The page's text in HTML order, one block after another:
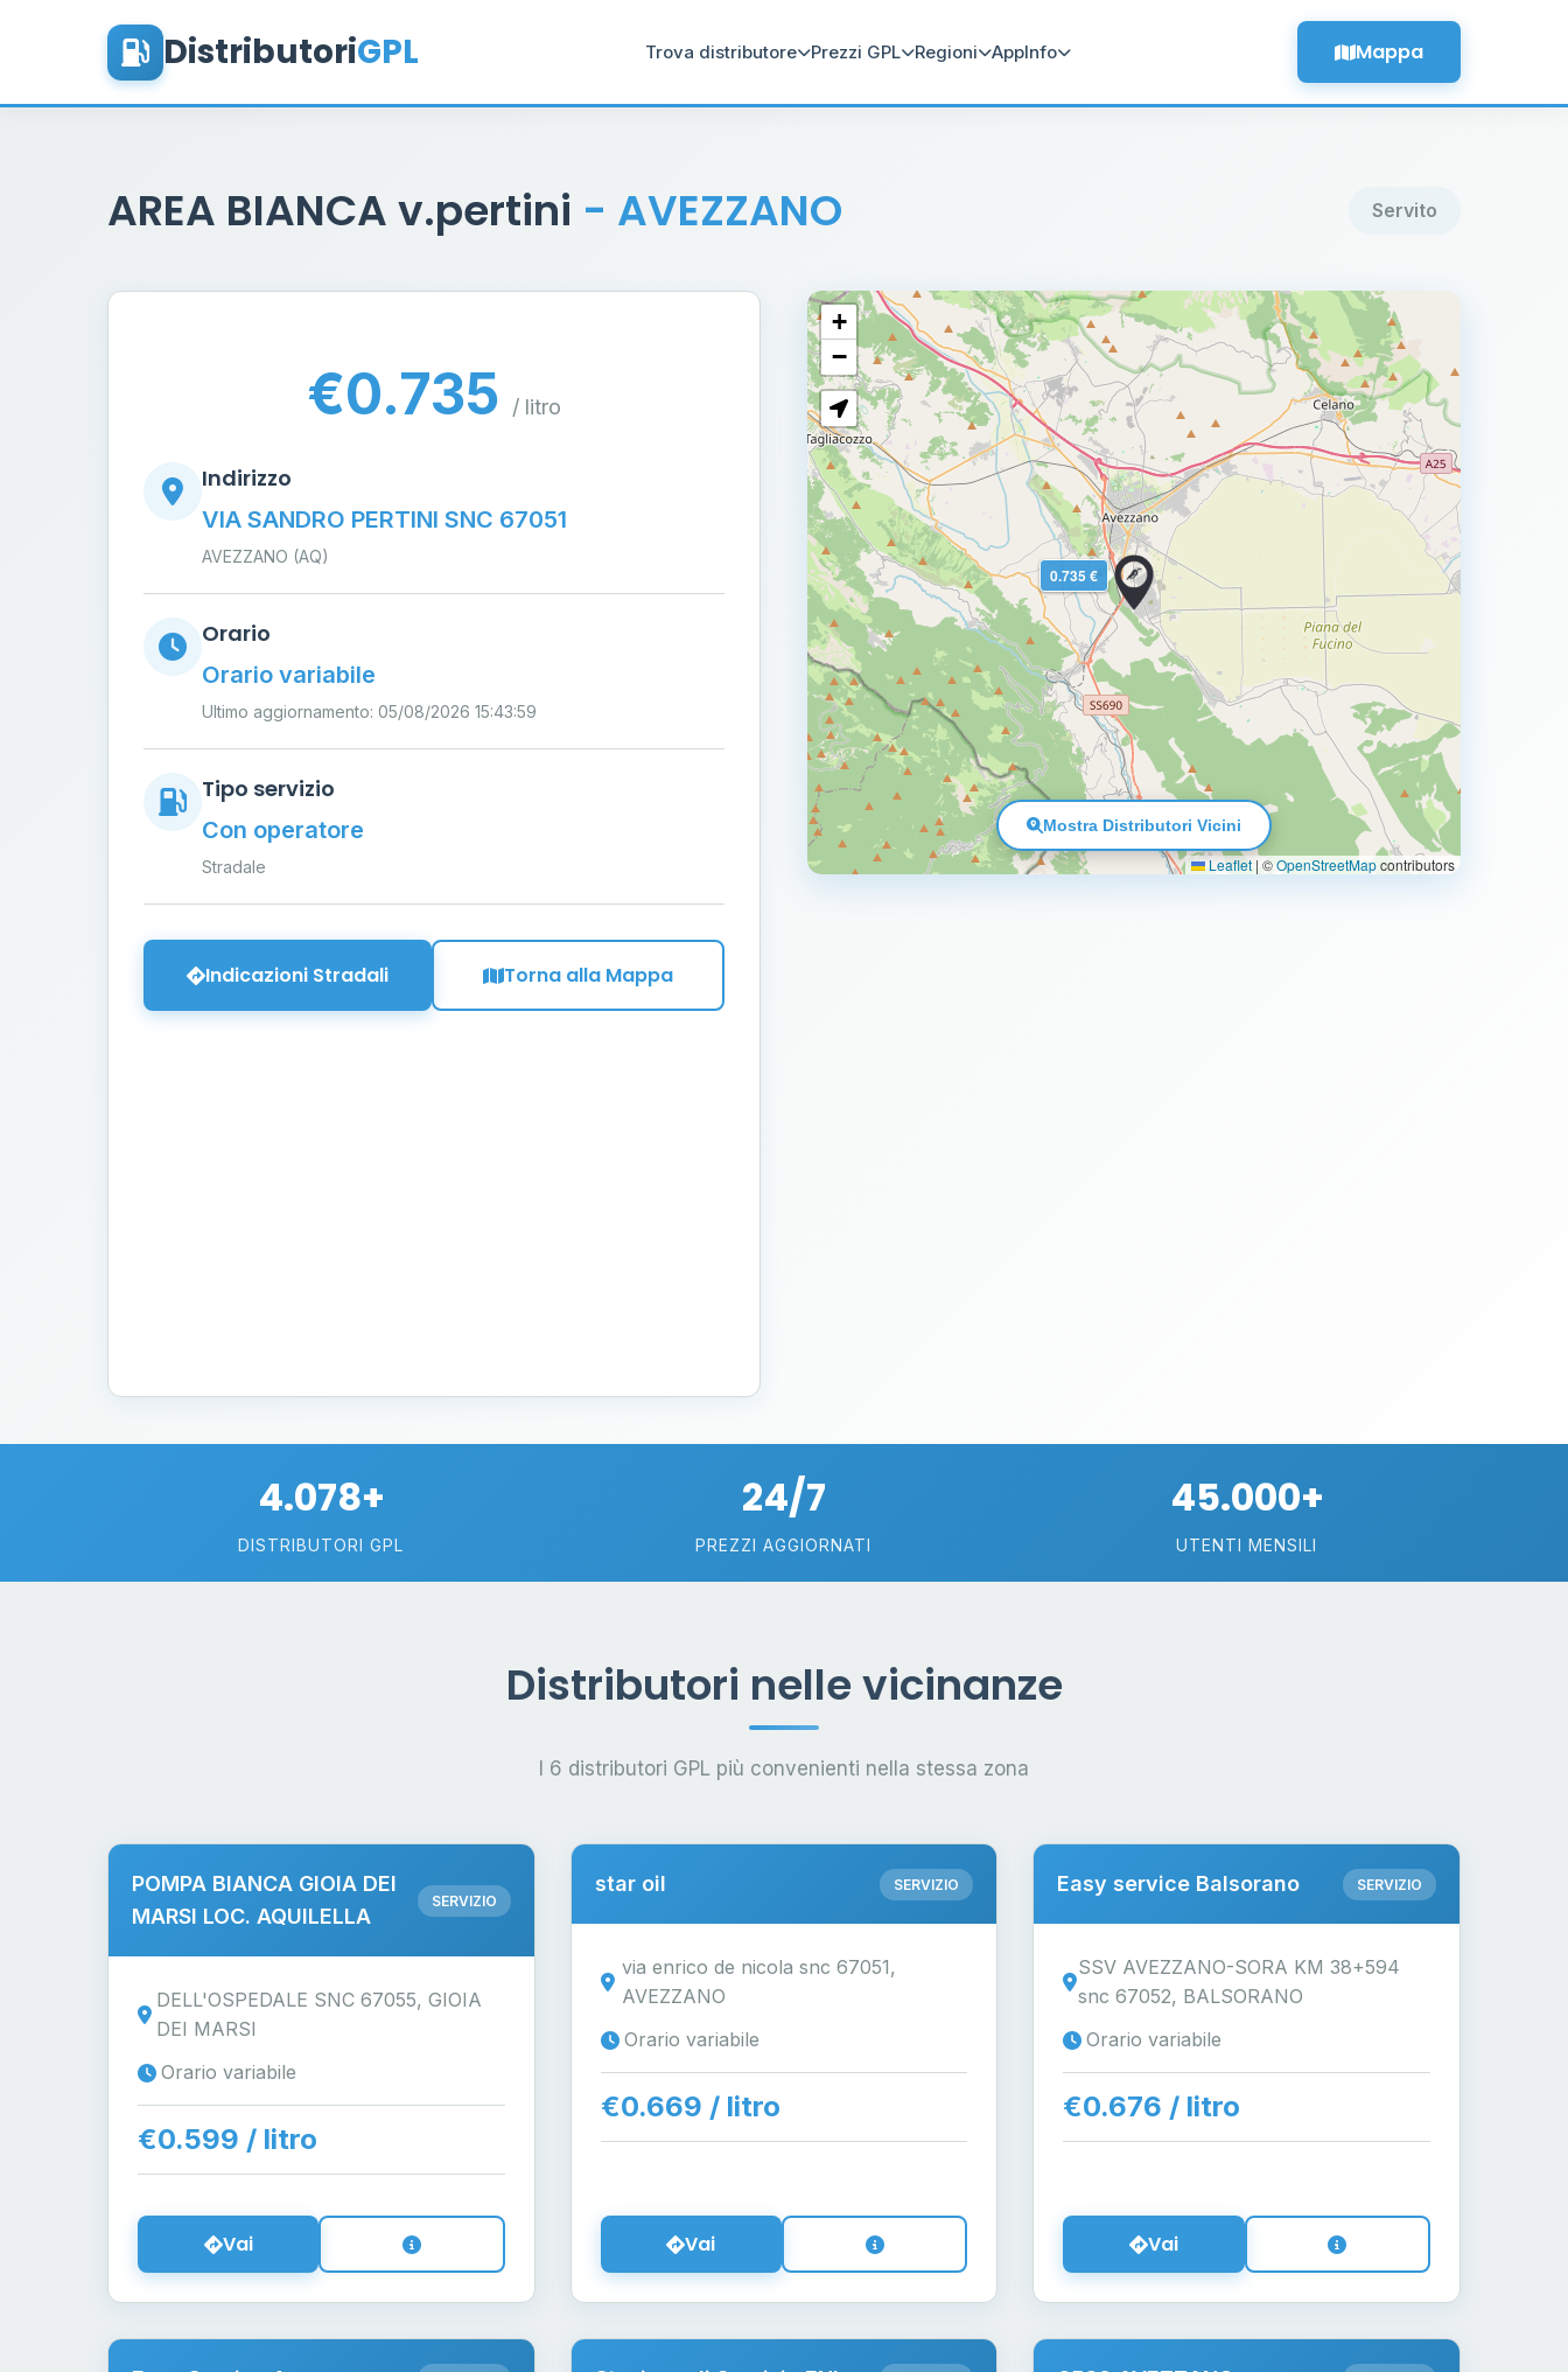
DistributoriGPL Trova distributore Prezzi GPL Regioni AppInfo Mappa
AREA BIANCA v.pertini - AVEZZANO Servito
€0.735 / litro
Indirizzo
VIA SANDRO PERTINI SNC 67051
AVEZZANO (AQ)
Orario
Orario variabile
Ultimo aggiornamento: 05/08/2026 15:43:59
Tipo servizio
Con operatore
Stradale
Indicazioni Stradali Torna alla Mappa
0.735 €
+
−
Leaflet | ©OpenStreetMapcontributors
Mostra Distributori Vicini
4.078+
DISTRIBUTORI GPL
24/7
PREZZI AGGIORNATI
45.000+
UTENTI MENSILI
Distributori nelle vicinanze
I 6 distributori GPL più convenienti nella stessa zona
POMPA BIANCA GIOIA DEI
MARSI LOC. AQUILELLA
SERVIZIO
DELL'OSPEDALE SNC 67055, GIOIA
DEI MARSI
Orario variabile
€0.599 / litro
Vai
star oil SERVIZIO
via enrico de nicola snc 67051,
AVEZZANO
Orario variabile
€0.669 / litro
Vai
Easy service Balsorano SERVIZIO
SSV AVEZZANO-SORA KM 38+594
snc 67052, BALSORANO
Orario variabile
€0.676 / litro
Vai